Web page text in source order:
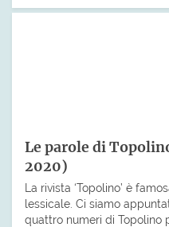
Le parole di
2020)
La rivista ‘Topolino’ è
lessicale. Ci siamo
quattro numeri di